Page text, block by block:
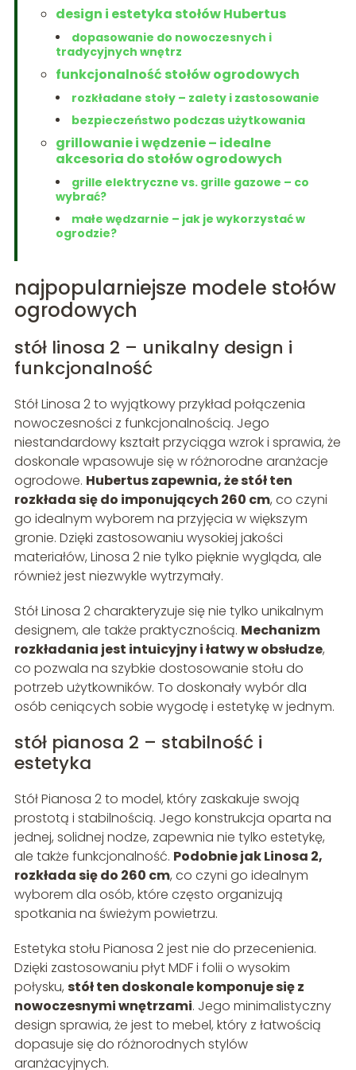
design i estetyka stołów Hubertus
dopasowanie do nowoczesnych i
tradycyjnych wnętrz
funkcjonalność stołów ogrodowych
rozkładane stoły – zalety i zastosowanie
bezpieczeństwo podczas użytkowania
grillowanie i wędzenie – idealne
akcesoria do stołów ogrodowych
grille elektryczne vs. grille gazowe – co
wybrać?
małe wędzarnie – jak je wykorzystać w
ogrodzie?
najpopularniejsze modele stołów
ogrodowych
stół linosa 2 – unikalny design i
funkcjonalność
Stół Linosa 2 to wyjątkowy przykład połączenia
nowoczesności z funkcjonalnością. Jego
niestandardowy kształt przyciąga wzrok i sprawia, że
doskonale wpasowuje się w różnorodne aranżacje
ogrodowe. Hubertus zapewnia, że stół ten
rozkłada się do imponujących 260 cm, co czyni
go idealnym wyborem na przyjęcia w większym
gronie. Dzięki zastosowaniu wysokiej jakości
materiałów, Linosa 2 nie tylko pięknie wygląda, ale
również jest niezwykle wytrzymały.
Stół Linosa 2 charakteryzuje się nie tylko unikalnym
designem, ale także praktycznością. Mechanizm
rozkładania jest intuicyjny i łatwy w obsłudze,
co pozwala na szybkie dostosowanie stołu do
potrzeb użytkowników. To doskonały wybór dla
osób ceniących sobie wygodę i estetykę w jednym.
stół pianosa 2 – stabilność i
estetyka
Stół Pianosa 2 to model, który zaskakuje swoją
prostotą i stabilnością. Jego konstrukcja oparta na
jednej, solidnej nodze, zapewnia nie tylko estetykę,
ale także funkcjonalność. Podobnie jak Linosa 2,
rozkłada się do 260 cm, co czyni go idealnym
wyborem dla osób, które często organizują
spotkania na świeżym powietrzu.
Estetyka stołu Pianosa 2 jest nie do przecenienia.
Dzięki zastosowaniu płyt MDF i folii o wysokim
połysku, stół ten doskonale komponuje się z
nowoczesnymi wnętrzami. Jego minimalistyczny
design sprawia, że jest to mebel, który z łatwością
dopasuje się do różnorodnych stylów
aranżacyjnych.